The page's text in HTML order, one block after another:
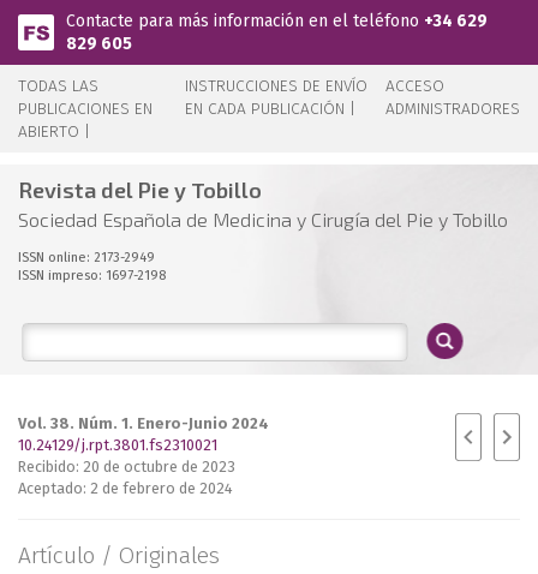
Pasar al contenido principal
Contacte para más información en el teléfono +34 629
829 605
TODAS LAS
PUBLICACIONES EN
ABIERTO |
INSTRUCCIONES DE ENVÍO
EN CADA PUBLICACIÓN |
ACCESO
ADMINISTRADORES
Revista del Pie y Tobillo
Sociedad Española de Medicina y Cirugía del Pie y Tobillo
ISSN online: 2173-2949
ISSN impreso: 1697-2198
Vol. 38. Núm. 1. Enero-Junio 2024
10.24129/j.rpt.3801.fs2310021
Recibido: 20 de octubre de 2023
Aceptado: 2 de febrero de 2024
Artículo / Originales